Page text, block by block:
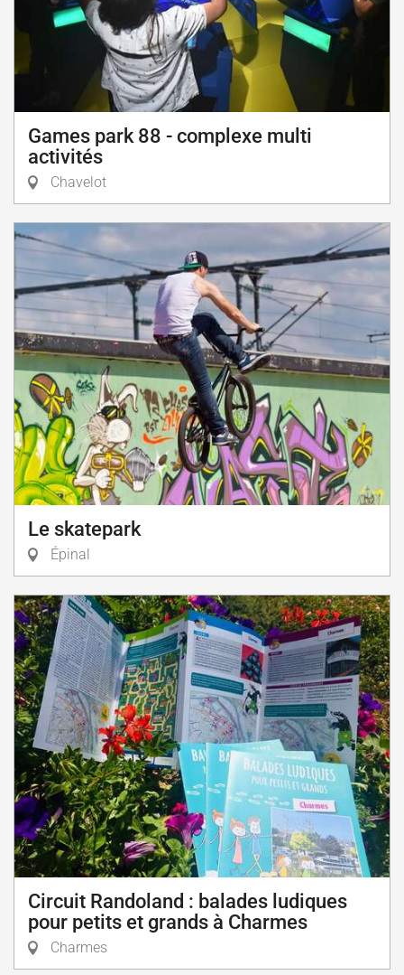
Games park 88 - complexe multi
activités
Chavelot
Le skatepark
Épinal
Circuit Randoland : balades ludiques
pour petits et grands à Charmes
Charmes